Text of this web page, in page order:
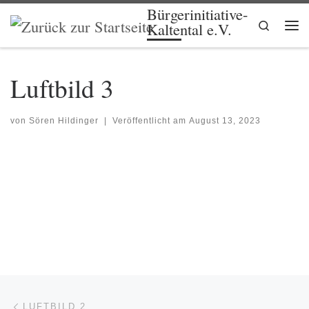
Zum Inhalt springen Bürgerinitiative-
Kaltental e.V.
Search
Luftbild 3
von Sören Hildinger Veröffentlicht am August 13, 2023
Beitragsnavigation
LUFTBILD 2